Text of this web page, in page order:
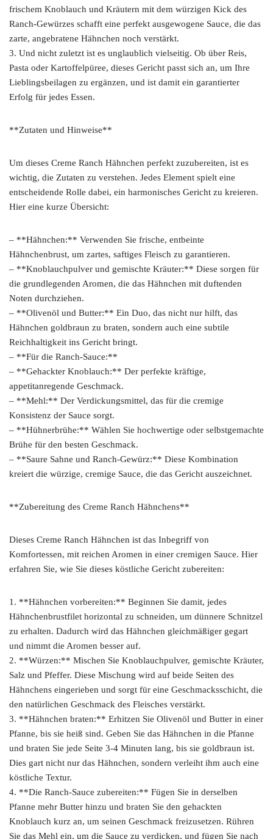
frischem Knoblauch und Kräutern mit dem würzigen Kick des
Ranch-Gewürzes schafft eine perfekt ausgewogene Sauce, die das
zarte, angebratene Hähnchen noch verstärkt.
3. Und nicht zuletzt ist es unglaublich vielseitig. Ob über Reis,
Pasta oder Kartoffelpüree, dieses Gericht passt sich an, um Ihre
Lieblingsbeilagen zu ergänzen, und ist damit ein garantierter
Erfolg für jedes Essen.
**Zutaten und Hinweise**
Um dieses Creme Ranch Hähnchen perfekt zuzubereiten, ist es
wichtig, die Zutaten zu verstehen. Jedes Element spielt eine
entscheidende Rolle dabei, ein harmonisches Gericht zu kreieren.
Hier eine kurze Übersicht:
– **Hähnchen:** Verwenden Sie frische, entbeinte
Hähnchenbrust, um zartes, saftiges Fleisch zu garantieren.
– **Knoblauchpulver und gemischte Kräuter:** Diese sorgen für
die grundlegenden Aromen, die das Hähnchen mit duftenden
Noten durchziehen.
– **Olivenöl und Butter:** Ein Duo, das nicht nur hilft, das
Hähnchen goldbraun zu braten, sondern auch eine subtile
Reichhaltigkeit ins Gericht bringt.
– **Für die Ranch-Sauce:**
– **Gehackter Knoblauch:** Der perfekte kräftige,
appetitanregende Geschmack.
– **Mehl:** Der Verdickungsmittel, das für die cremige
Konsistenz der Sauce sorgt.
– **Hühnerbrühe:** Wählen Sie hochwertige oder selbstgemachte
Brühe für den besten Geschmack.
– **Saure Sahne und Ranch-Gewürz:** Diese Kombination
kreiert die würzige, cremige Sauce, die das Gericht auszeichnet.
**Zubereitung des Creme Ranch Hähnchens**
Dieses Creme Ranch Hähnchen ist das Inbegriff von
Komfortessen, mit reichen Aromen in einer cremigen Sauce. Hier
erfahren Sie, wie Sie dieses köstliche Gericht zubereiten:
1. **Hähnchen vorbereiten:** Beginnen Sie damit, jedes
Hähnchenbrustfilet horizontal zu schneiden, um dünnere Schnitzel
zu erhalten. Dadurch wird das Hähnchen gleichmäßiger gegart
und nimmt die Aromen besser auf.
2. **Würzen:** Mischen Sie Knoblauchpulver, gemischte Kräuter,
Salz und Pfeffer. Diese Mischung wird auf beide Seiten des
Hähnchens eingerieben und sorgt für eine Geschmacksschicht, die
den natürlichen Geschmack des Fleisches verstärkt.
3. **Hähnchen braten:** Erhitzen Sie Olivenöl und Butter in einer
Pfanne, bis sie heiß sind. Geben Sie das Hähnchen in die Pfanne
und braten Sie jede Seite 3-4 Minuten lang, bis sie goldbraun ist.
Dies gart nicht nur das Hähnchen, sondern verleiht ihm auch eine
köstliche Textur.
4. **Die Ranch-Sauce zubereiten:** Fügen Sie in derselben
Pfanne mehr Butter hinzu und braten Sie den gehackten
Knoblauch kurz an, um seinen Geschmack freizusetzen. Rühren
Sie das Mehl ein, um die Sauce zu verdicken, und fügen Sie nach